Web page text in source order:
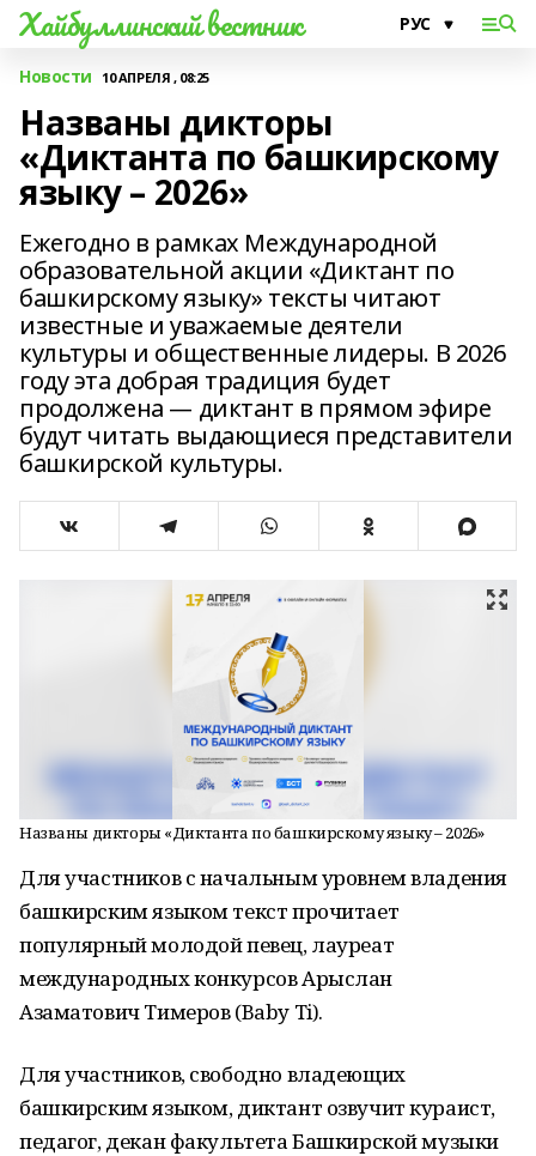
Хайбуллинский вестник
Новости 10 АПРЕЛЯ , 08:25
Названы дикторы
«Диктанта по башкирскому
языку – 2026»
Ежегодно в рамках Международной
образовательной акции «Диктант по
башкирскому языку» тексты читают
известные и уважаемые деятели
культуры и общественные лидеры. В 2026
году эта добрая традиция будет
продолжена — диктант в прямом эфире
будут читать выдающиеся представители
башкирской культуры.
Названы дикторы «Диктанта по башкирскому языку – 2026»
Для участников с начальным уровнем владения
башкирским языком текст прочитает
популярный молодой певец, лауреат
международных конкурсов Арыслан
Азаматович Тимеров (Baby Ti).
Для участников, свободно владеющих
башкирским языком, диктант озвучит кураист,
педагог, декан факультета Башкирской музыки